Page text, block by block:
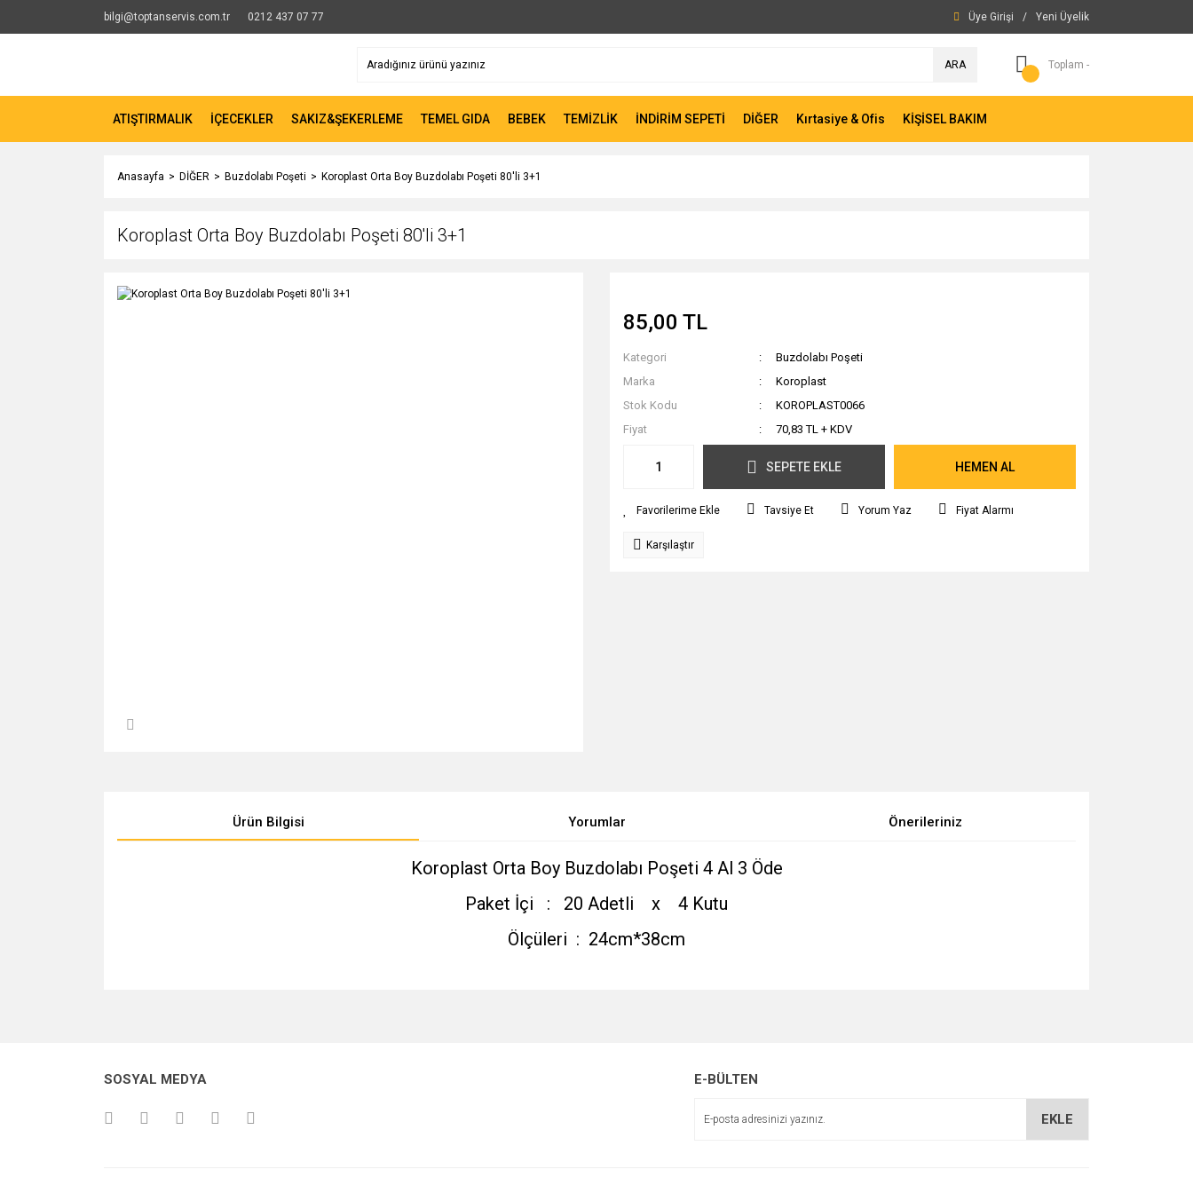
bilgi@toptanservis.com.tr 0212 437 07 77 Üye Girişi / Yeni Üyelik
ARA Toplam -
ATIŞTIRMALIK İÇECEKLER SAKIZ&ŞEKERLEME TEMEL GIDA BEBEK TEMİZLİK İNDİRİM SEPETİ DİĞER Kırtasiye & Ofis KİŞİSEL BAKIM
Anasayfa DİĞER Buzdolabı Poşeti Koroplast Orta Boy Buzdolabı Poşeti 80'li 3+1
Koroplast Orta Boy Buzdolabı Poşeti 80'li 3+1
85,00 TL
Kategori
Buzdolabı Poşeti
Marka
Koroplast
Stok Kodu
KOROPLAST0066
Fiyat
70,83 TL + KDV
SEPETE EKLE HEMEN AL
Tavsiye Et Yorum Yaz Fiyat Alarmı
Karşılaştır
Ürün Bilgisi Yorumlar Önerileriniz
Koroplast Orta Boy Buzdolabı Poşeti 4 Al 3 Öde
Paket İçi : 20 Adetli x 4 Kutu
Ölçüleri : 24cm*38cm
Ürün açıklamasında eksik bilgiler bulunuyor.
SOSYAL MEDYA E-BÜLTEN
EKLE